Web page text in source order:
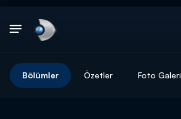
Bölümler Özetler Foto Galeri